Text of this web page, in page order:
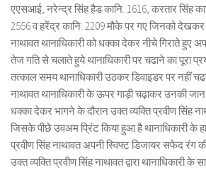
एएसआई, नरेन्द्र सिंह हैड कानि. 1616, करतार सिंह
2556 व हरेंद्र कानि. 2209 मौके पर गए जिनको देखकर
नाथावत थानाधिकारी को धक्का देकर नीचे गिराते हुए
तेज गति से चलाते हुये थानाधिकारी पर चढाने का पूरा
तत्काल समय थानाधिकारी उठकर डिवाइडर पर नहीं
नाथावत थानाधिकारी के ऊपर गाड़ी चढ़ाकर उनकी
धक्का देकर भागने के दौरान उक्त व्यक्ति प्रवीण सिंह
जिसके पीछे उवअम प्रिंट किया हुआ है थानाधिकारी के
प्रवीण सिंह नाथावत अपनी स्विफ्ट डिजायर सफेद रंग
उक्त व्यक्ति प्रवीण सिंह नाथावत द्वारा थानाधिकारी